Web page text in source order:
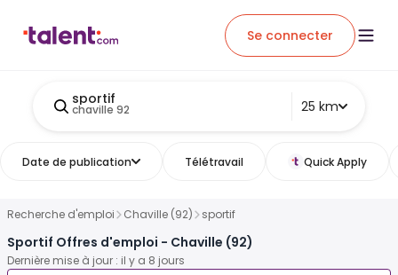
Se connecter
sportif
chaville 92 25 km
Date de publication Télétravail Quick Apply
Recherche d'emploi Chaville (92) sportif
Sportif Offres d'emploi - Chaville (92)
Dernière mise à jour : il y a 8 jours